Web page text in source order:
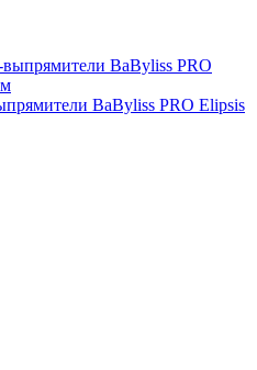
BaByliss PRO Elipsis